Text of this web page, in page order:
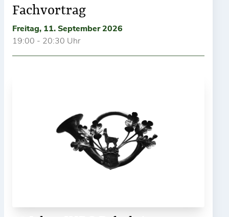
Fachvortrag
Freitag, 11. September 2026
19:00 - 20:30 Uhr